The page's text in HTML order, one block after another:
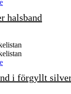
halsband
i förgyllt